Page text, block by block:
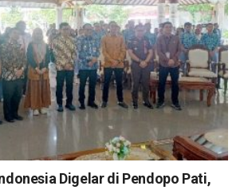
Digelar di Pendopo Pati,